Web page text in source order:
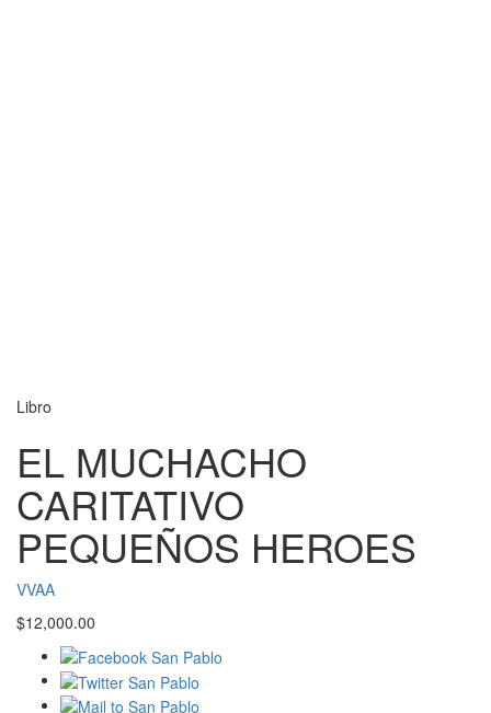
Libro
EL MUCHACHO
CARITATIVO
PEQUEÑOS HEROES
VVAA
$12,000.00